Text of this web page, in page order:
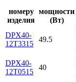
номеру
изделия
мощности
(Вт)
DPX40-
12T3315
49.5
DPX40-
12T0515
40